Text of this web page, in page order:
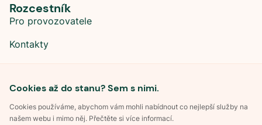
Cookies až do stanu? Sem s nimi.
Cookies používáme, abychom vám mohli nabídnout co nejlepší služby na
našem webu i mimo něj. Přečtěte si více informací.
Rozcestník
Pro provozovatele
Kontakty